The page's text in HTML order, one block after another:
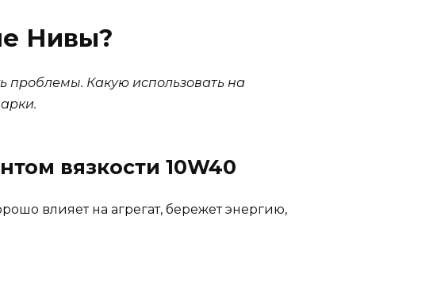
Нивы?
проблемы. Какую использовать на
вязкости 10W40
влияет на агрегат, бережет энергию,